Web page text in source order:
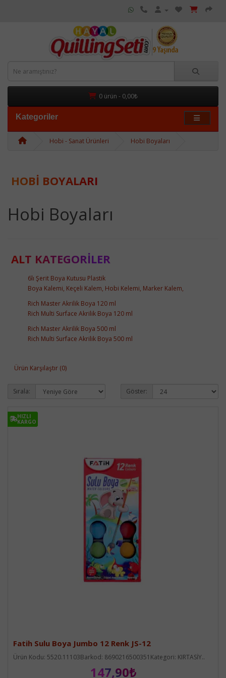
0 ürün - 0,00₺
Kategoriler
Hobi - Sanat Ürünleri Hobi Boyaları
HOBI BOYALARI
Hobi Boyaları
ALT KATEGORILER
6lı Şerit Boya Kutusu Plastik
Boya Kalemi, Keçeli Kalem, Hobi Kelemi, Marker Kalem,
Rich Master Akrilik Boya 120 ml
Rich Multi Surface Akrilik Boya 120 ml
Rich Master Akrilik Boya 500 ml
Rich Multi Surface Akrilik Boya 500 ml
Ürün Karşılaştır (0)
Sırala: Göster:
HIZLI
KARGO
HIZLI
KARGO
Fatih Sulu Boya Jumbo 12 Renk JS-12
Ürün Kodu: 5520.11103Barkod: 8690216500351Kategori: KIRTASİY..
147,90₺